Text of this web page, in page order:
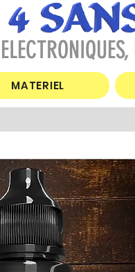
MATERIEL